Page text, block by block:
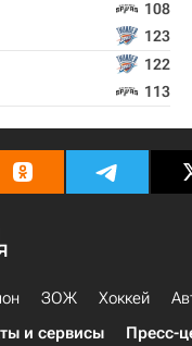
108
123
122
113
ЗОЖ Хоккей
и сервисы Пресс-